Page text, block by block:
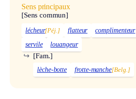
Sens principaux
[Sens commun]
lécheur[Péj.] flatteur complimenteur
servile
louangeur
[Fam.]
↪
lèche-botte frotte-manche[Belg.]